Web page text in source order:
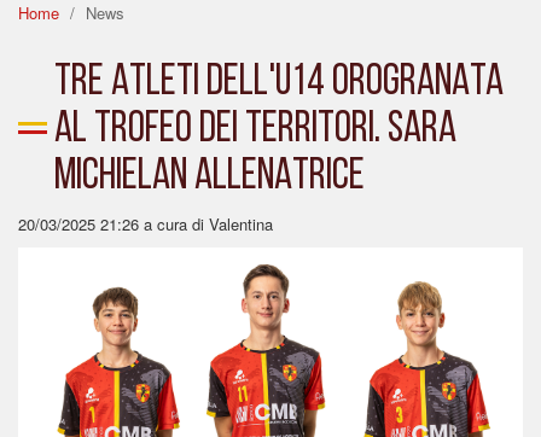
Home
News
TRE ATLETI DELL'U14 OROGRANATA
AL TROFEO DEI TERRITORI. SARA
MICHIELAN ALLENATRICE
20/03/2025 21:26 a cura di Valentina